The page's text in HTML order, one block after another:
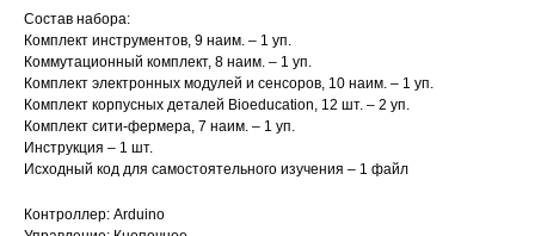
Состав набора:
Комплект инструментов, 9 наим. – 1 уп.
Коммутационный комплект, 8 наим. – 1 уп.
Комплект электронных модулей и сенсоров, 10 наим. – 1 уп.
Комплект корпусных деталей Bioeducation, 12 шт. – 2 уп.
Комплект сити-фермера, 7 наим. – 1 уп.
Инструкция – 1 шт.
Исходный код для самостоятельного изучения – 1 файл
Контроллер: Arduino